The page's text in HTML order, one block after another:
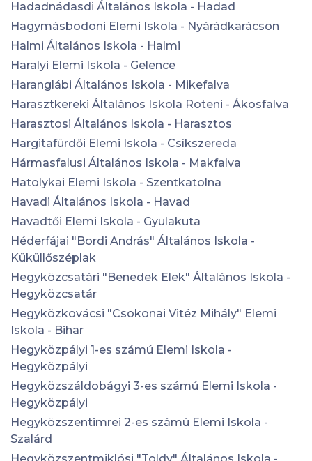
Hadadnádasdi Általános Iskola - Hadad
Hagymásbodoni Elemi Iskola - Nyárádkarácson
Halmi Általános Iskola - Halmi
Haralyi Elemi Iskola - Gelence
Haranglábi Általános Iskola - Mikefalva
Harasztkereki Általános Iskola Roteni - Ákosfalva
Harasztosi Általános Iskola - Harasztos
Hargitafürdői Elemi Iskola - Csíkszereda
Hármasfalusi Általános Iskola - Makfalva
Hatolykai Elemi Iskola - Szentkatolna
Havadi Általános Iskola - Havad
Havadtői Elemi Iskola - Gyulakuta
Héderfájai "Bordi András" Általános Iskola -
Küküllőszéplak
Hegyközcsatári "Benedek Elek" Általános Iskola -
Hegyközcsatár
Hegyközkovácsi "Csokonai Vitéz Mihály" Elemi
Iskola - Bihar
Hegyközpályi 1-es számú Elemi Iskola -
Hegyközpályi
Hegyközszáldobágyi 3-es számú Elemi Iskola -
Hegyközpályi
Hegyközszentimrei 2-es számú Elemi Iskola -
Szalárd